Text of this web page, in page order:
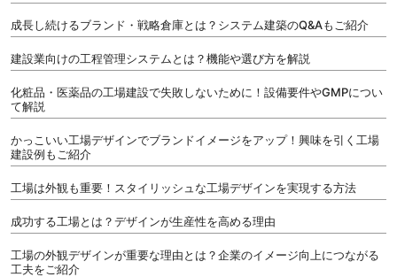
成長し続けるブランド・戦略倉庫とは？システム建築のQ&Aもご紹介
建設業向けの工程管理システムとは？機能や選び方を解説
化粧品・医薬品の工場建設で失敗しないために！設備要件やGMPについ
て解説
かっこいい工場デザインでブランドイメージをアップ！興味を引く工場
建設例もご紹介
工場は外観も重要！スタイリッシュな工場デザインを実現する方法
成功する工場とは？デザインが生産性を高める理由
工場の外観デザインが重要な理由とは？企業のイメージ向上につながる
工夫をご紹介